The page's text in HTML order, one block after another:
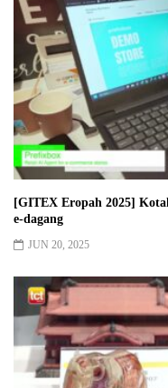
[GITEX Eropah 2025]
e-dagang
JUN 20, 2025